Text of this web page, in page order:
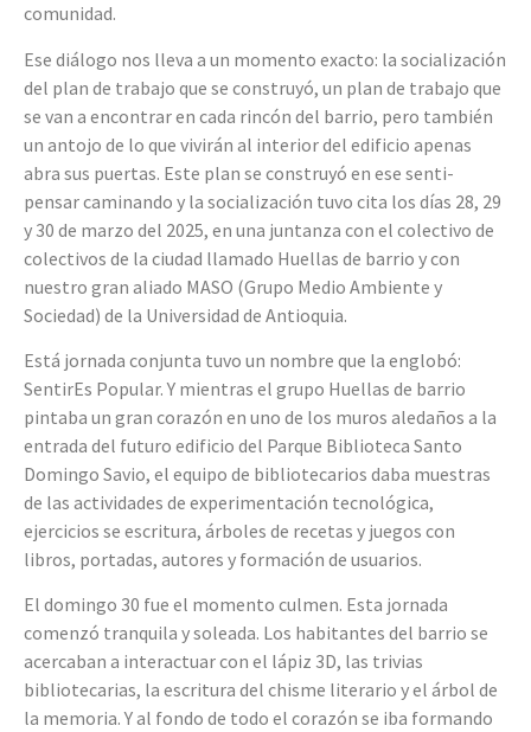
comunidad.
Ese diálogo nos lleva a un momento exacto: la socialización
del plan de trabajo que se construyó, un plan de trabajo que
se van a encontrar en cada rincón del barrio, pero también
un antojo de lo que vivirán al interior del edificio apenas
abra sus puertas. Este plan se construyó en ese senti-
pensar caminando y la socialización tuvo cita los días 28, 29
y 30 de marzo del 2025, en una juntanza con el colectivo de
colectivos de la ciudad llamado Huellas de barrio y con
nuestro gran aliado MASO (Grupo Medio Ambiente y
Sociedad) de la Universidad de Antioquia.
Está jornada conjunta tuvo un nombre que la englobó:
SentirEs Popular. Y mientras el grupo Huellas de barrio
pintaba un gran corazón en uno de los muros aledaños a la
entrada del futuro edificio del Parque Biblioteca Santo
Domingo Savio, el equipo de bibliotecarios daba muestras
de las actividades de experimentación tecnológica,
ejercicios se escritura, árboles de recetas y juegos con
libros, portadas, autores y formación de usuarios.
El domingo 30 fue el momento culmen. Esta jornada
comenzó tranquila y soleada. Los habitantes del barrio se
acercaban a interactuar con el lápiz 3D, las trivias
bibliotecarias, la escritura del chisme literario y el árbol de
la memoria. Y al fondo de todo el corazón se iba formando